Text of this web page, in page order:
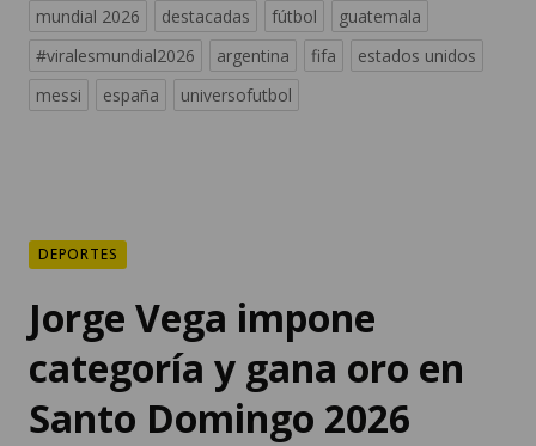
mundial 2026 destacadas fútbol
guatemala
#viralesmundial2026
argentina fifa
estados unidos
messi
españa universofutbol
DEPORTES
Jorge Vega impone
categoría y gana oro en
Santo Domingo 2026